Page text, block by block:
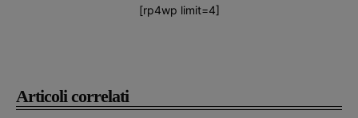
Articoli correlati
[rp4wp limit=4]